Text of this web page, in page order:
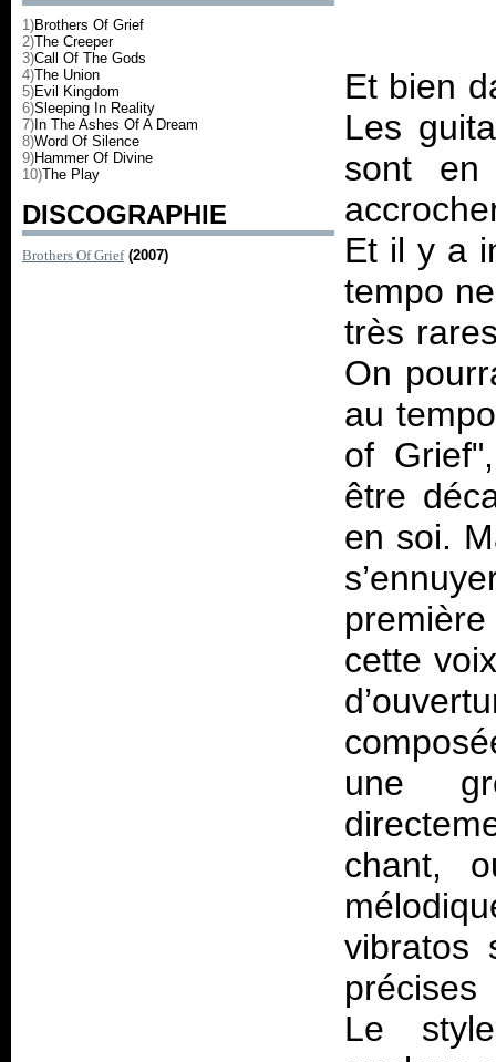
1)Brothers Of Grief
2)The Creeper
3)Call Of The Gods
4)The Union
5)Evil Kingdom
6)Sleeping In Reality
7) In The Ashes Of A Dream
8)Word Of Silence
9)Hammer Of Divine
10)The Play
DISCOGRAPHIE
Brothers Of Grief (2007)
Et bien
Les
sont en
Et il y a
tempo
très
On
au
of
être
en soi.
cette
une
chant,
vibratos
Le